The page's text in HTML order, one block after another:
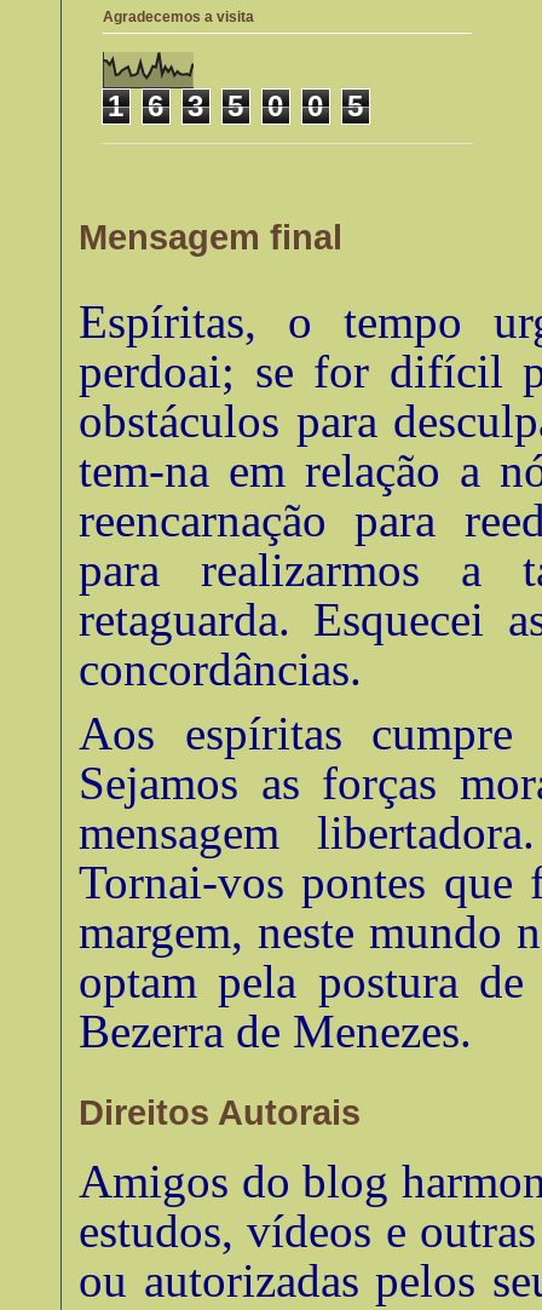
Agradecemos a visita
1 6 3 5 0 0 5
Mensagem final
Espíritas, o tempo
perdoai; se for difícil
obstáculos para
tem-na em relação a
reencarnação para
para realizarmos a
retaguarda. Esquecei
concordâncias.
Aos espíritas
Sejamos as forças
mensagem
Tornai-vos pontes que
margem, neste mundo
optam pela postura
Bezerra de Menezes.
Direitos Autorais
Amigos do blog
estudos, vídeos e
ou autorizadas pelos